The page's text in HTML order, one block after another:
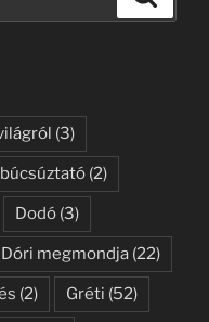
(3)
búcsúztató (2)
Dodó (3)
Dóri megmondja (22)
(2) Gréti (52)